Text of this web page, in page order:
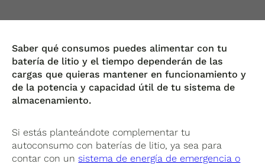
Saber qué consumos puedes alimentar con tu
batería de litio y el tiempo dependerán de las
cargas que quieras mantener en funcionamiento y
de la potencia y capacidad útil de tu sistema de
almacenamiento.
Si estás planteándote complementar tu
autoconsumo con baterías de litio, ya sea para
contar con unsistema de energía de emergencia o